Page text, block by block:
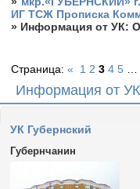
ИГ ТСЖ Прописка
» Информация от УК:
Информация от
Страница:« 1 2 3 4 5
УК Губернский
Губернчанин